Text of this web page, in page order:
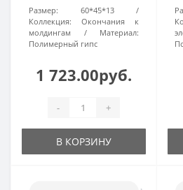
Размер:
60*45*13
Коллекция:
Окончания к
молдингам
Материал:
Полимерный гипс
1 723.00руб.
- +
В КОРЗИНУ